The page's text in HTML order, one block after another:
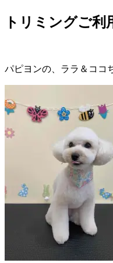
トリミングご
パピヨンの、ララ＆ココ